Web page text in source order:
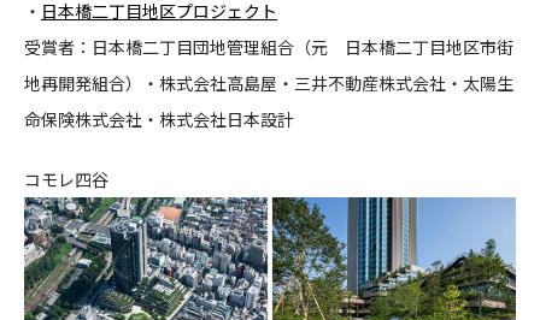
コンプライアンスポリシー プライバシーポリシー ご利用規約
・ 日本橋二丁目地区プロジェクト
受賞者：日本橋二丁目団地管理組合（元 日本橋二丁目地区市街
地再開発組合）・株式会社高島屋・三井不動産株式会社・太陽生
命保険株式会社・株式会社日本設計
コモレ四谷